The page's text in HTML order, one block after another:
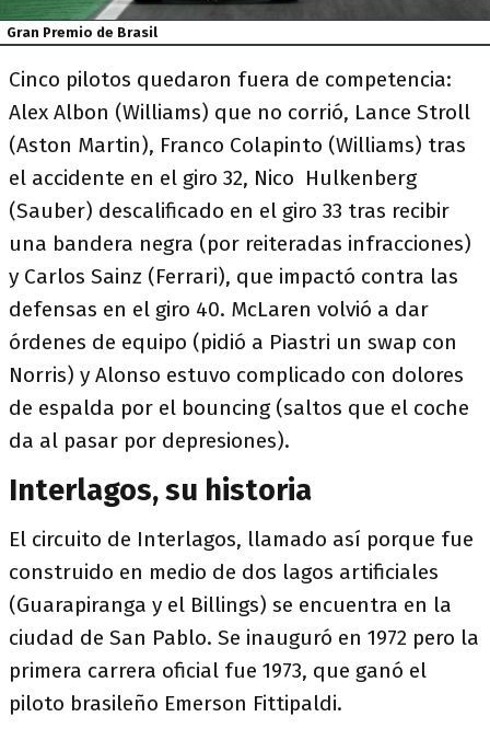
Gran Premio de Brasil
Cinco pilotos quedaron fuera de competencia:
Alex Albon (Williams) que no corrió, Lance Stroll
(Aston Martin), Franco Colapinto (Williams) tras
el accidente en el giro 32, Nico Hulkenberg
(Sauber) descalificado en el giro 33 tras recibir
una bandera negra (por reiteradas infracciones)
y Carlos Sainz (Ferrari), que impactó contra las
defensas en el giro 40. McLaren volvió a dar
órdenes de equipo (pidió a Piastri un swap con
Norris) y Alonso estuvo complicado con dolores
de espalda por el bouncing (saltos que el coche
da al pasar por depresiones).
Interlagos, su historia
El circuito de Interlagos, llamado así porque fue
construido en medio de dos lagos artificiales
(Guarapiranga y el Billings) se encuentra en la
ciudad de San Pablo. Se inauguró en 1972 pero la
primera carrera oficial fue 1973, que ganó el
piloto brasileño Emerson Fittipaldi.